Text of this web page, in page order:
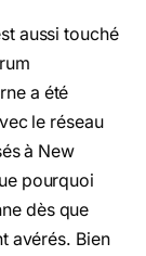
aussi touché
a été
le réseau
à New
pourquoi
dès que
avérés. Bien